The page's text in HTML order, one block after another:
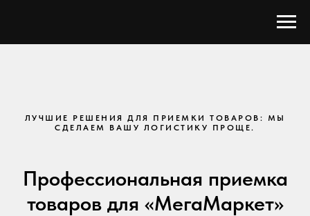
ЛУЧШИЕ РЕШЕНИЯ ДЛЯ ПРИЕМКИ ТОВАРОВ: МЫ
СДЕЛАЕМ ВАШУ ЛОГИСТИКУ ПРОЩЕ.
Профессиональная приемка
товаров для «МегаМаркет»